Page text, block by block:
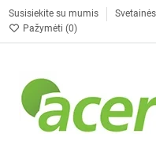
Susisiekite su mumis
Pažymėti (0)